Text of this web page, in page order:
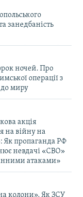
занедбаність
ночей. Про
операції з
до миру
акція
на війну на
Як пропаганда РФ
невдачі «СВО»
атаками»
колони». Як ЗСУ